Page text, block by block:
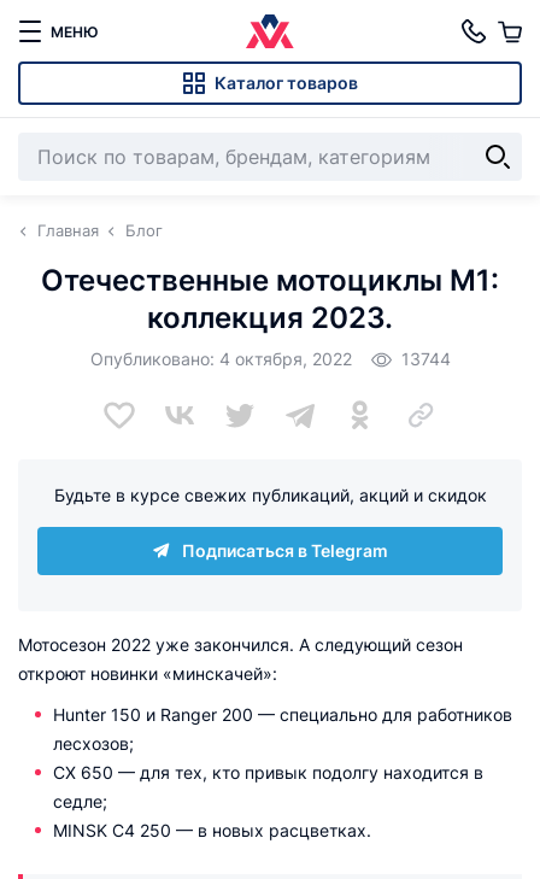
МЕНЮ
Каталог товаров
Главная Блог
Отечественные мотоциклы М1:
коллекция 2023.
Опубликовано: 4 октября, 2022 13744
Будьте в курсе свежих публикаций, акций и скидок
Подписаться в Telegram
Мотосезон 2022 уже закончился. А следующий сезон
откроют новинки «минскачей»:
Hunter 150 и Ranger 200 — специально для работников
лесхозов;
CX 650 — для тех, кто привык подолгу находится в
седле;
MINSK C4 250 — в новых расцветках.